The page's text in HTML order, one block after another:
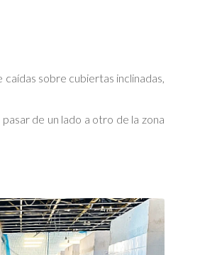
sobre cubiertas inclinadas,
de un lado a otro de la zona